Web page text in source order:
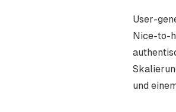
User-
Nice-to-
und